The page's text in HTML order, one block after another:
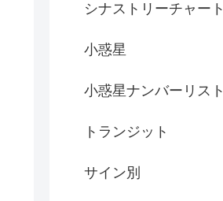
シナストリーチャート
小惑星
小惑星ナンバーリスト
トランジット
サイン別